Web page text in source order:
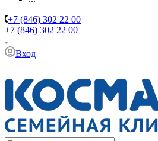
+7 (846) 302 22 00
+7 (846) 302 22 00
Вход